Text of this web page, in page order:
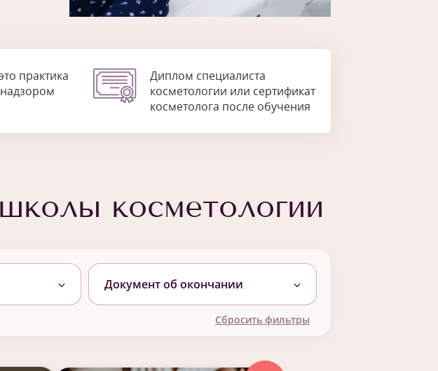
практика
Диплом специалиста
косметологии или сертификат
косметолога после обучения
косметологии
Документ об окончании
Сбросить фильтры